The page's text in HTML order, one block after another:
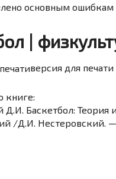
основным ошибкам
|
версия для печати
книге:
Д.И. Баскетбол: Теория
/Д.И. Нестеровский.